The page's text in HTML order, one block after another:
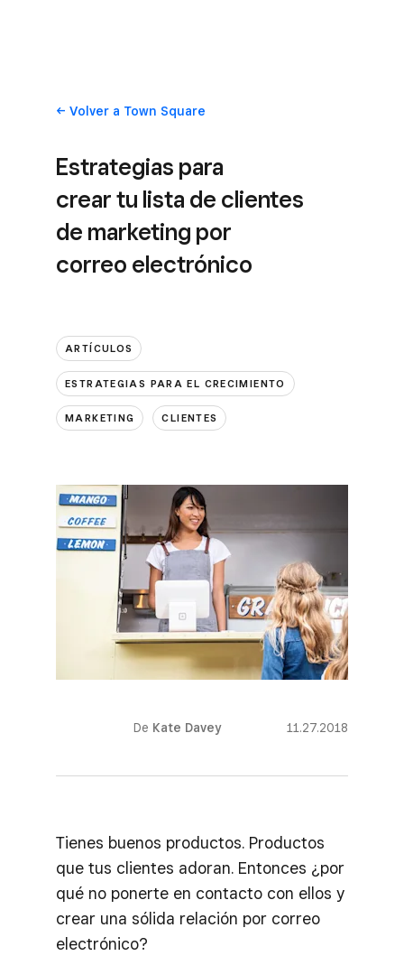
Volvera Town Square
Estrategias para
crear tu lista de clientes
de marketing por
correo electrónico
ARTÍCULOS
ESTRATEGIAS PARA EL CRECIMIENTO
MARKETING CLIENTES
De Kate Davey 11.27.2018
Tienes buenos productos. Productos
que tus clientes adoran. Entonces ¿por
qué no ponerte en contacto con ellos y
crear una sólida relación por correo
electrónico?